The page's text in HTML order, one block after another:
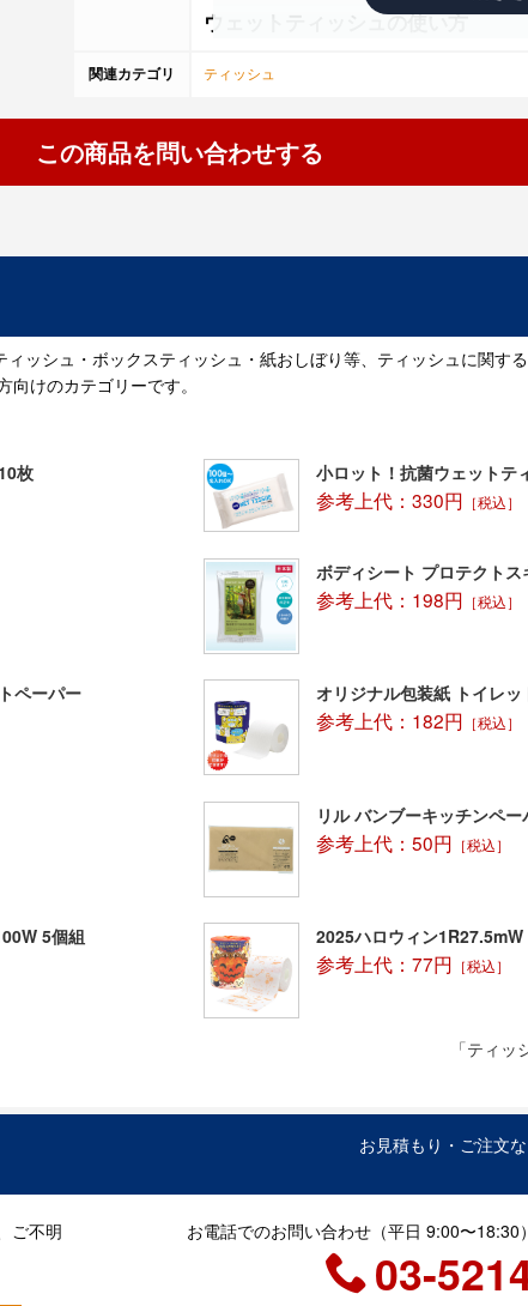
ウェットティッシュの使い方
ピクニックや運動会での手拭きとして・・・外出
乳幼児のおしりふきに・・・乳幼児のおむつを替
も、ウェットティッシュでふくことが出来ます。
れも取れやすくなります。
映画館での飲食時に・・・ポップコーン等、手が
名入れに関して
フラッペ部分に名入れ等が出来ます。
関連カテゴリ ティッシュ
この商品を問い合わせする
ッシュ・ボックスティッシュ・紙おしぼり等、ティッシュに関す
けのカテゴリーです。
枚
小ロット！抗菌ウェットテ
参考上代：330円 ［税込］
ボディシート プロテクトス
参考上代：198円 ［税込］
ペーパー オリジナル包装紙 トイレッ
参考上代：182円 ［税込］
リル バンブーキッチンペー
参考上代：50円 ［税込］
5個組 2025ハロウィン1R27.5mW
参考上代：77円 ［税込］
「ティ
お見積もり・ご注文
ご不明
お電話でのお問い合わせ（平日 9:00〜18:30）
03-